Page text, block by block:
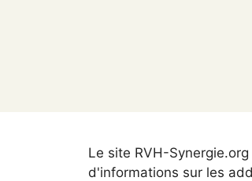
Le site RVH-
d'informations sur les